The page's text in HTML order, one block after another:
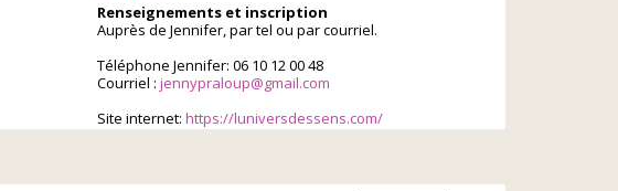
Renseignements et inscription
Auprès de Jennifer, par tel ou par courriel.
Téléphone Jennifer: 06 10 12 00 48
Courriel : jennypraloup@gmail.com
Site internet: https://luniversdessens.com/